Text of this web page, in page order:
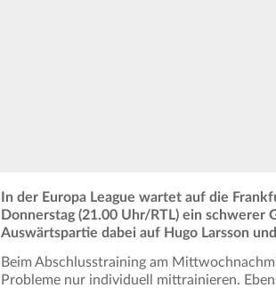
In der Europa League wartet auf die
Donnerstag (21.00 Uhr/RTL) ein schwerer
Auswärtspartie dabei auf Hugo Larsson
Beim Abschlusstraining am
Probleme nur individuell mittrainieren.